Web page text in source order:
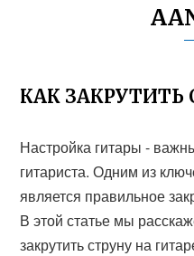
КАК ЗАКРУТИТЬ
Настройка гитары -
гитариста. Одним из
является правильное
В этой статье мы
закрутить струну на